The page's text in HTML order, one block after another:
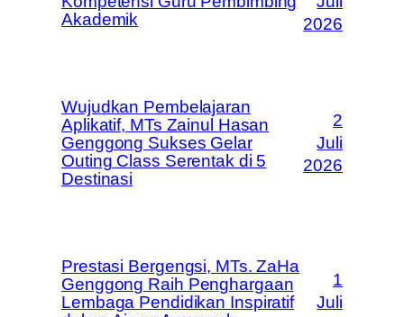
Akademik
2026
Wujudkan Pembelajaran
Aplikatif, MTs Zainul Hasan
Genggong Sukses Gelar
Outing Class Serentak di 5
Destinasi
2
Juli
2026
Prestasi Bergengsi, MTs. ZaHa
Genggong Raih Penghargaan
Lembaga Pendidikan Inspiratif
1
Juli